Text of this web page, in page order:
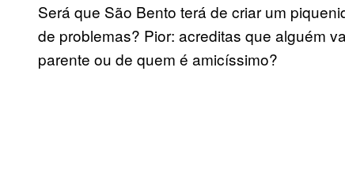
Será que São Bento terá de criar um
de problemas? Pior: acreditas que alguém
parente ou de quem é amicíssimo?